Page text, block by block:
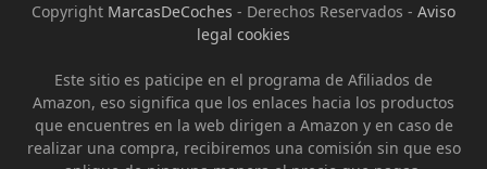
Copyright MarcasDeCoches - Derechos Reservados - Aviso
legal cookies
Este sitio es paticipe en el programa de Afiliados de
Amazon, eso significa que los enlaces hacia los productos
que encuentres en la web dirigen a Amazon y en caso de
realizar una compra, recibiremos una comisión sin que eso